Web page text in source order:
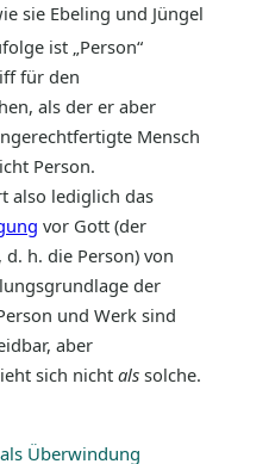
sie Ebeling und Jüngel
ist „Person“
für den
als der er aber
Mensch
Person.
also lediglich das
vor Gott (der
h. die Person) von
der
und Werk sind
aber
sich nicht als solche.
Überwindung